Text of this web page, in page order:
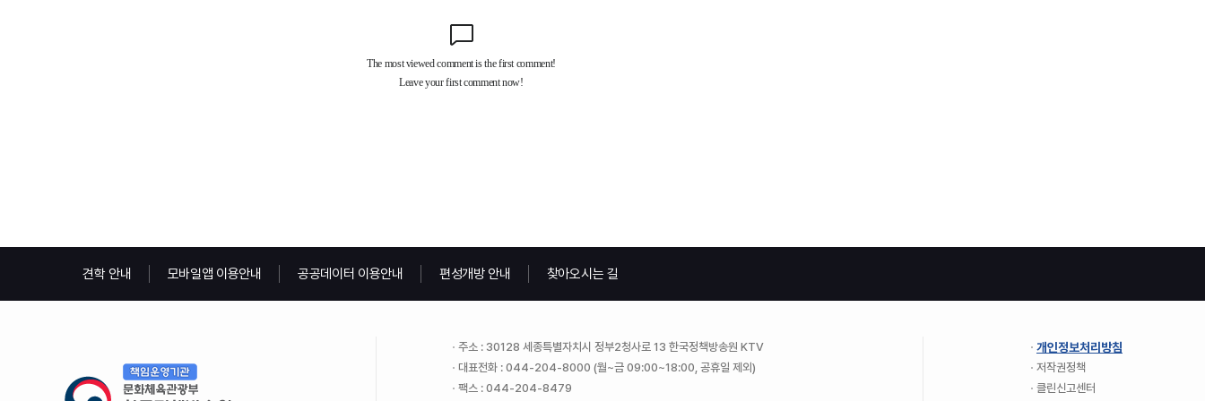
견학 안내 모바일앱 이용안내 공공데이터 이용안내 편성개방 안내 찾아오시는 길
주소 : 30128 세종특별자치시 정부2청사로 13 한국정책방송원 KTV
대표전화 : 044-204-8000 (월~금 09:00~18:00, 공휴일 제외)
팩스 : 044-204-8479
개인정보처리방침
저작권정책
클린신고센터